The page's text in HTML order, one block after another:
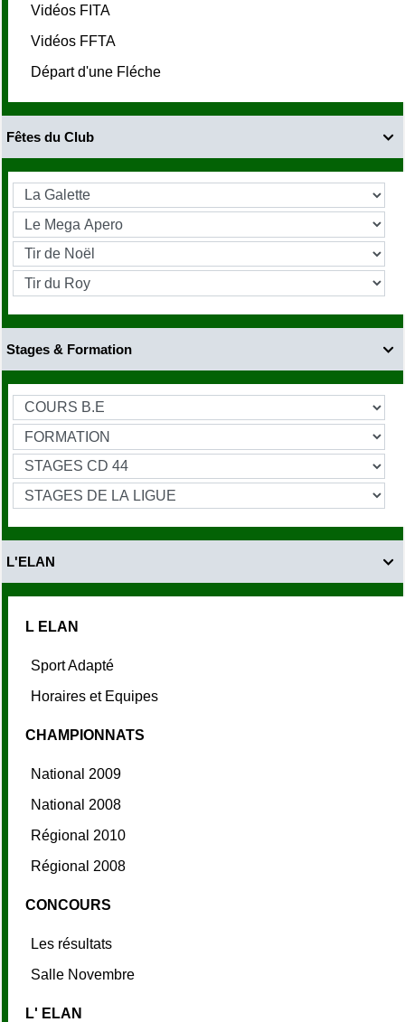
Vidéos FITA
Vidéos FFTA
Départ d'une Fléche

Fêtes du Club

Stages & Formation

L'ELAN
L ELAN
Sport Adapté
Horaires et Equipes
CHAMPIONNATS
National 2009
National 2008
Régional 2010
Régional 2008
CONCOURS
Les résultats
Salle Novembre
L' ELAN